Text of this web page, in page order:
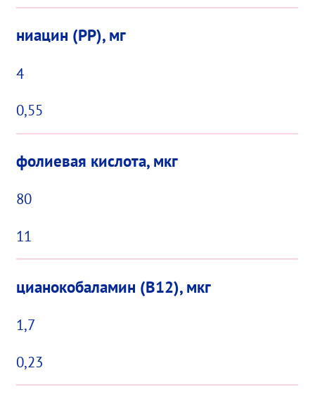
ниацин (РР), мг
4
0,55
фолиевая кислота, мкг
80
11
цианокобаламин (В12), мкг
1,7
0,23